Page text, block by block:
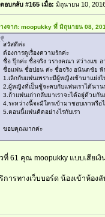
ตอบกลับ #165 เมื่อ: มิถุนายน 10,
งจาก: moopukky ที่ มิถุนายน 08,
สวัสดีค่ะ
ต้องการดูเรื่องความรักค่ะ
ชื่อ ปุ๊กค่ะ ชื่อจริง วรางคณา สว่างแข
ชื่อแฟน ชื่อปอน ค่ะ ชื่อจริง อนันตชัย พิ
1.เลิกกับแฟนเพราะมีผู้หญิงเข้ามาแย่
2.ผู้หญิงที่เป็นชู้จะคบกับแฟนเราได้นาน
3.ถ้าแฟนเก่ากลับมาเราจะได้อยู่ด้วยกั
4.ระหว่างนี้จะมีใครเข้ามาชอบเราหรือ
5.ตอนนี้แฟนคิดอย่างไรกับเรา
ขอบคุณมากค่ะ
ที่ 61 คุณ moopukky แบบเสียเงิ
การทางเว็บบอร์ด น้องเข้าห้อง